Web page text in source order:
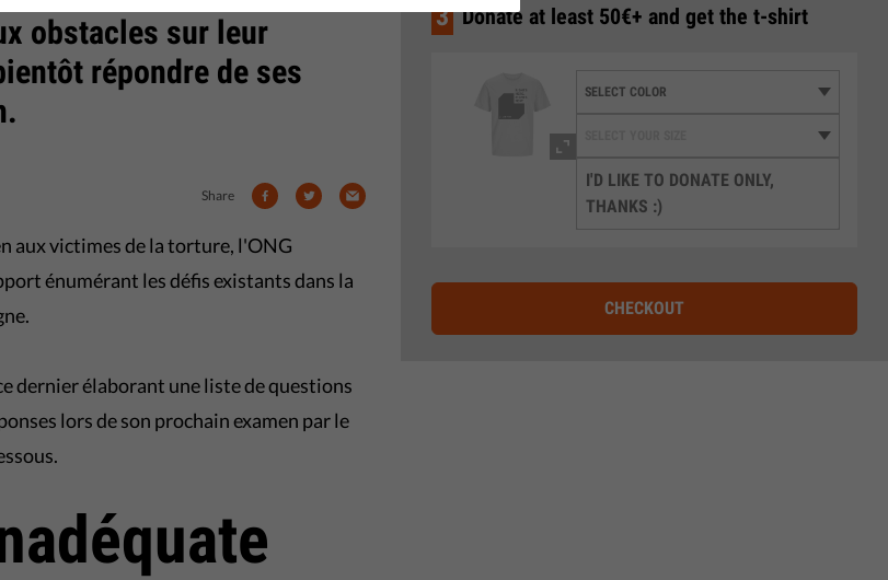
obstacles sur leur
répondre de ses
Share
aux victimes de la torture, l'ONG
énumérant les défis existants dans la
dernier élaborant une liste de questions
lors de son prochain examen par le
3 Donate at least 50€+ and get the t-shirt
I'D LIKE TO DONATE ONLY,
THANKS :)
CHECKOUT